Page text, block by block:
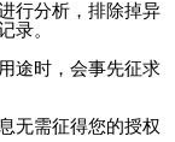
行分析，排除掉异
录。
途时，会事先征求
无需征得您的授权